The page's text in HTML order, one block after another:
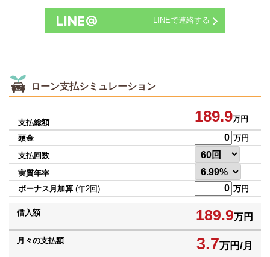
LINEで連絡する
ローン支払シミュレーション
支払総額 189.9万円
頭金
万円
支払回数
実質年率
ボーナス月加算 (年2回) 万円
借入額 189.9万円
月々の支払額 3.7万円/月